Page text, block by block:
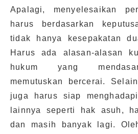
Apalagi, menyelesaikan
harus berdasarkan
tidak hanya kesepakatan
Harus ada alasan-alasan
hukum yang
memutuskan bercerai.
juga harus siap
lainnya seperti hak asuh,
dan masih banyak lagi.